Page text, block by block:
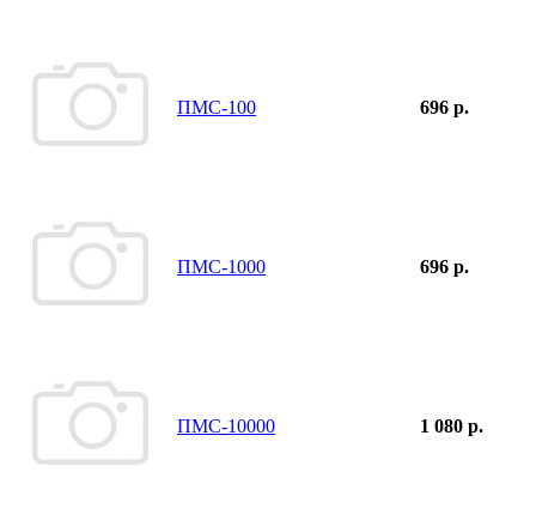
ПМС-100 696 р.
ПМС-1000 696 р.
ПМС-10000 1 080 р.